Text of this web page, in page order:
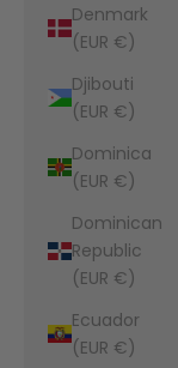
Denmark
(EUR €)
Djibouti
(EUR €)
Dominica
(EUR €)
Dominican
Republic
(EUR €)
Ecuador
(EUR €)